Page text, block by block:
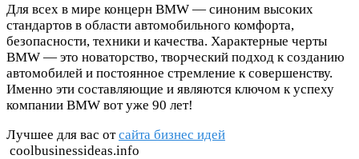
Для всех в мире концерн BMW — синоним высоких
стандартов в области автомобильного комфорта,
безопасности, техники и качества. Характерные черты
BMW — это новаторство, творческий подход к созданию
автомобилей и постоянное стремление к совершенству.
Именно эти составляющие и являются ключом к успеху
компании BMW вот уже 90 лет!
Лучшее для вас отсайта бизнес идей
coolbusinessideas.info